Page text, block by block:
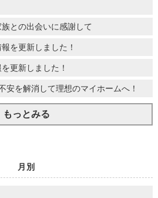
との出会いに感謝して
を更新しました！
更新しました！
を解消して理想のマイホームへ！
もっとみる
月別